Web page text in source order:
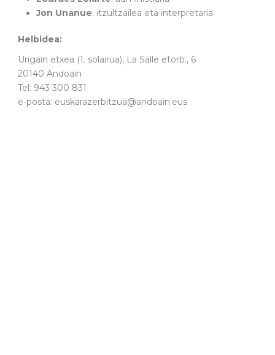
Jon Unanue: itzultzailea eta interpretaria
Helbidea:
Urigain etxea (1. solairua), La Salle etorb., 6
20140 Andoain
Tel: 943 300 831
e-posta: euskarazerbitzua@andoain.eus